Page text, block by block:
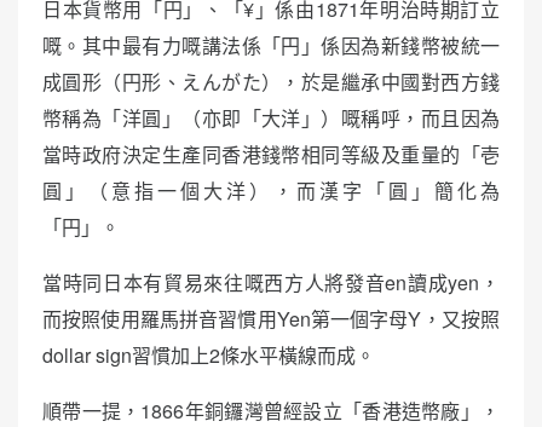
日本貨幣用「円」、「¥」係由1871年明治時期訂立
嘅。其中最有力嘅講法係「円」係因為新錢幣被統一
成圓形（円形、えんがた），於是繼承中國對西方錢
幣稱為「洋圓」（亦即「大洋」）嘅稱呼，而且因為
當時政府決定生產同香港錢幣相同等級及重量的「壱
圓」（意指一個大洋），而漢字「圓」簡化為
「円」。
當時同日本有貿易來往嘅西方人將發音en讀成yen，
而按照使用羅馬拼音習慣用Yen第一個字母Y，又按照
dollar sign習慣加上2條水平橫線而成。
順帶一提，1866年銅鑼灣曾經設立「香港造幣廠」，